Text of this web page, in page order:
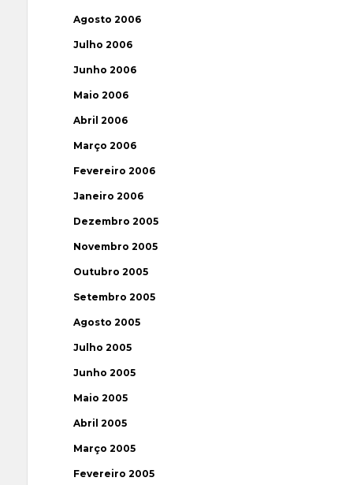
Agosto 2006
Julho 2006
Junho 2006
Maio 2006
Abril 2006
Março 2006
Fevereiro 2006
Janeiro 2006
Dezembro 2005
Novembro 2005
Outubro 2005
Setembro 2005
Agosto 2005
Julho 2005
Junho 2005
Maio 2005
Abril 2005
Março 2005
Fevereiro 2005